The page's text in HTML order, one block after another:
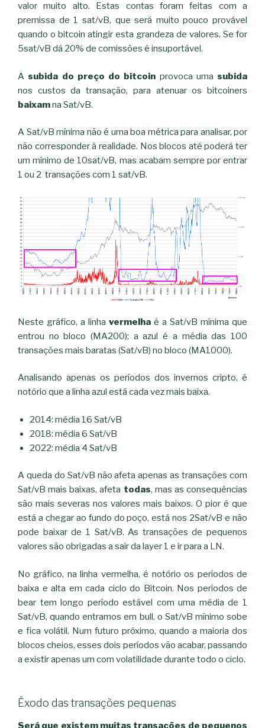
valor muito alto. Estas contas foram feitas com a
premissa de 1 sat/vB, que será muito pouco provável
quando o bitcoin atingir esta grandeza de valores. Se for
5sat/vB dá 20% de comissões é insuportável.
Asubida do preço do bitcoin provoca uma subida
nos custos da transação, para atenuar os bitcoiners
baixamna Sat/vB.
A Sat/vB mínima não é uma boa métrica para analisar, por
não corresponder à realidade. Nos blocos até poderá ter
um mínimo de 10sat/vB, mas acabam sempre por entrar
1 ou 2 transações com 1 sat/vB.
Neste gráfico, a linha vermelha é a Sat/vB mínima que
entrou no bloco (MA200); a azul é a média das 100
transações mais baratas (Sat/vB) no bloco (MA1000).
Analisando apenas os períodos dos invernos cripto, é
notório que a linha azul está cada vez mais baixa.
2014: média 16 Sat/vB
2018: média 6 Sat/vB
2022: média 4 Sat/vB
A queda do Sat/vB não afeta apenas as transações com
Sat/vB mais baixas, afeta todas, mas as consequências
são mais severas nos valores mais baixos. O pior é que
está a chegar ao fundo do poço, está nos 2Sat/vB e não
pode baixar de 1 Sat/vB. As transações de pequenos
valores são obrigadas a sair da layer 1 e ir para a LN.
No gráfico, na linha vermelha, é notório os períodos de
baixa e alta em cada ciclo do Bitcoin. Nos períodos de
bear tem longo período estável com uma média de 1
Sat/vB, quando entramos em bull, o Sat/vB mínimo sobe
e fica volátil. Num futuro próximo, quando a maioria dos
blocos cheios, esses dois períodos vão acabar, passando
a existir apenas um com volatilidade durante todo o ciclo.
Êxodo das transações pequenas
Será que existem muitas transações de pequenos